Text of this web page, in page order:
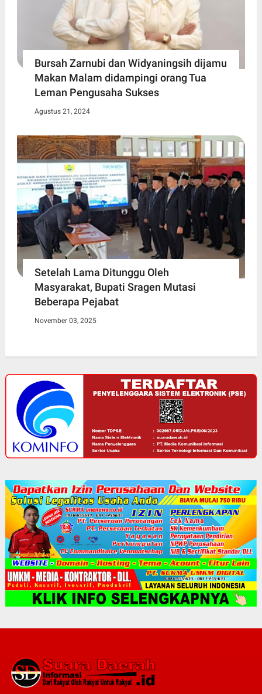
Bursah Zarnubi dan Widyaningsih dijamu
Makan Malam didampingi orang Tua
Leman Pengusaha Sukses
Agustus 21, 2024
Setelah Lama Ditunggu Oleh
Masyarakat, Bupati Sragen Mutasi
Beberapa Pejabat
November 03, 2025